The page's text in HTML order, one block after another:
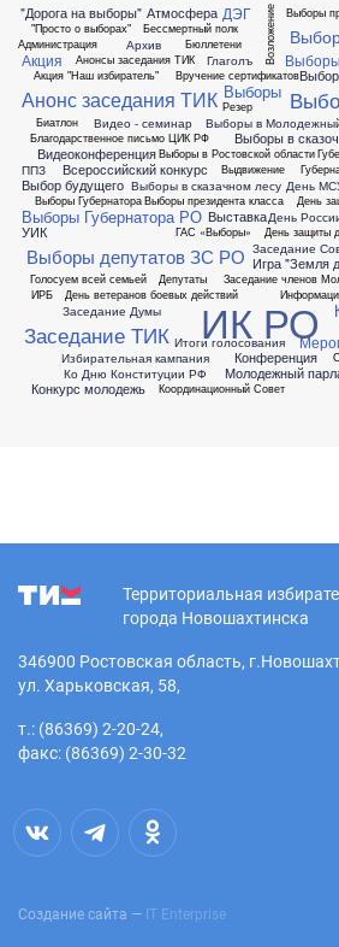
"Дорога на выборы"
"Просто о выборах"
Администрация
Акция
Акция "Наш избиратель"
Анонс заседания ТИК
Анонсы заседания ТИК
Архив
Атмосфера
Бессмертный полк
Биатлон
Благодарственное письмо ЦИК РФ
Бюллетени
Видео - семинар
Видеоконференция
Возложение
Вручение сертификатов
Всероссийский конкурс
Выбор будущего
Выборы
Выборы Губернатора
Выборы Губернатора РО
Выборы в
Выборы в Ростовской области
Выборы в сказачном лесу
Выборы в
Выборы депутатов ЗС РО
Выборы
Выборы президента класса
Выдвижение
Выставка
ГАС «Выборы»
Глаголъ
Голосуем всей семьей
ДЭГ
День
День
День ветеранов боевых действий
День
День защиты
Депутаты
Заседание Думы
Заседание
Заседание ТИК
Заседание членов
ИК РО
ИРБ
Игра "Земля
Избирательная кампания
Итоги голосования
Ко Дню Конституции РФ
Конкурс молодежь
Конференция
Координационный Совет
Молодежный
ППЗ
Резер
УИК
Территориальная
города Новошахтинска
346900 Ростовская область,
ул. Харьковская, 58,
т.: (86369) 2-20-24,
факс: (86369) 2-30-32
Создание сайта — IT Enterprise